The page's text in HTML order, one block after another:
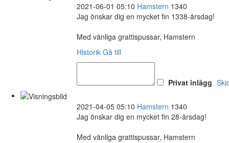
2021-06-01 05:10 Hamstern 1340
Jag önskar dig en mycket fin 1338-årsdag!
Med vänliga grattispussar, Hamstern
Historik Gå till
Privat inlägg
2021-04-05 05:10 Hamstern 1340
Jag önskar dig en mycket fin 28-årsdag!
Med vänliga grattispussar, Hamstern